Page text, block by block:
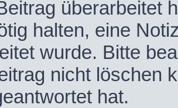
überarbeitet
halten, eine
wurde. Bitte
nicht löschen
hat.